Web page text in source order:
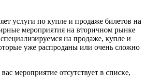
услуги по купле и продаже билетов на
мероприятия на вторичном рынке
на продаже, купле и
уже распроданы или очень сложно
мероприятие отсутствует в списке,